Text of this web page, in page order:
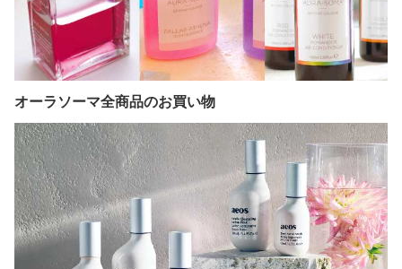
オーラソーマ全商品のお買い物